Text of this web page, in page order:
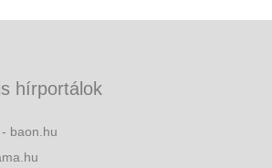
hírportálok
baon.hu